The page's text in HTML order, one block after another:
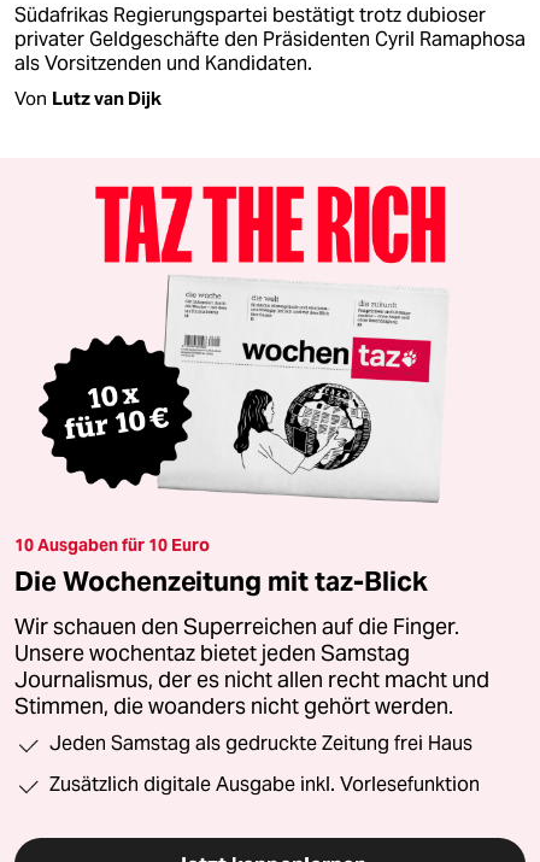
Südafrikas Regierungspartei bestätigt trotz dubioser
privater Geldgeschäfte den Präsidenten Cyril Ramaphosa
als Vorsitzenden und Kandidaten.
Von Lutz van Dijk
10 Ausgaben für 10 Euro
Die Wochenzeitung mit taz-Blick
Wir schauen den Superreichen auf die Finger.
Unsere wochentaz bietet jeden Samstag
Journalismus, der es nicht allen recht macht und
Stimmen, die woanders nicht gehört werden.
Jeden Samstag als gedruckte Zeitung frei Haus
Zusätzlich digitale Ausgabe inkl. Vorlesefunktion